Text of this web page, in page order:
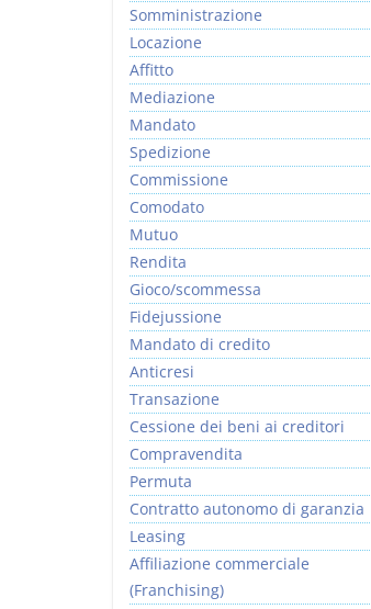
Somministrazione
Locazione
Affitto
Mediazione
Mandato
Spedizione
Commissione
Comodato
Mutuo
Rendita
Gioco/scommessa
Fidejussione
Mandato di credito
Anticresi
Transazione
Cessione dei beni ai creditori
Compravendita
Permuta
Contratto autonomo di garanzia
Leasing
Affiliazione commerciale
(Franchising)